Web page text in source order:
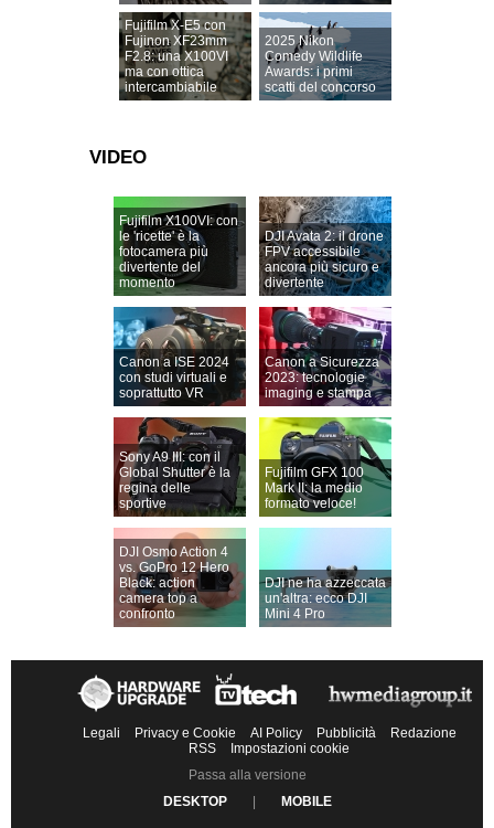
Fujifilm X-E5 con
Fujinon XF23mm
F2.8: una X100VI
ma con ottica
intercambiabile
2025 Nikon
Comedy Wildlife
Awards: i primi
scatti del concorso
VIDEO
Fujifilm X100VI: con
le 'ricette' è la
fotocamera più
divertente del
momento
DJI Avata 2: il drone
FPV accessibile
ancora più sicuro e
divertente
Canon a ISE 2024
con studi virtuali e
soprattutto VR
Canon a Sicurezza
2023: tecnologie
imaging e stampa
Sony A9 III: con il
Global Shutter è la
regina delle
sportive
Fujifilm GFX 100
Mark II: la medio
formato veloce!
DJI Osmo Action 4
vs. GoPro 12 Hero
Black: action
camera top a
confronto
DJI ne ha azzeccata
un'altra: ecco DJI
Mini 4 Pro
Legali Privacy e Cookie AI Policy Pubblicità
Redazione
RSS
Impostazioni cookie
Passa alla versione
DESKTOP
MOBILE